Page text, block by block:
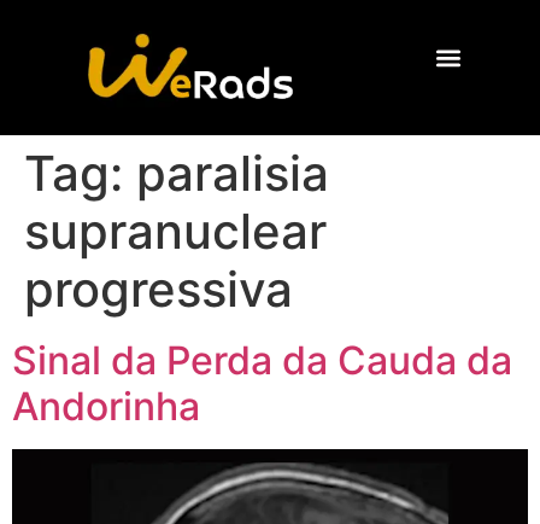
Tag: paralisia
supranuclear
progressiva
Sinal da Perda da Cauda da
Andorinha